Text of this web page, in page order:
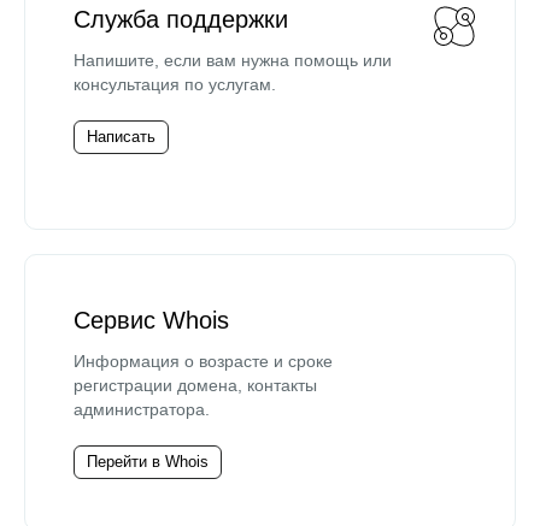
Служба поддержки
Напишите, если вам нужна помощь или
консультация по услугам.
Написать
Сервис Whois
Информация о возрасте и сроке
регистрации домена, контакты
администратора.
Перейти в Whois